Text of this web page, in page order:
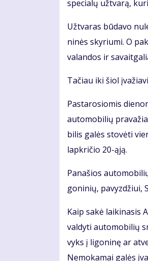
spe­cia­lų už­tva­rą,
Už­tva­ras bū­da­vo
ni­nės sky­riu­mi. O
va­lan­dos ir
Ta­čiau iki šiol
Pas­ta­ro­sio­mis
au­to­mo­bi­lių
bi­lis ga­lės sto­vė­ti
lap­kri­čio 20-ąją.
Pa­na­šios
go­ni­nių, pa­vyz­džiui,
Kaip sa­kė lai­ki­na­sis
val­dy­ti au­to­mo­bi­lių
vyks į li­go­ni­nę ar
Ne­mo­ka­mai ga­lės